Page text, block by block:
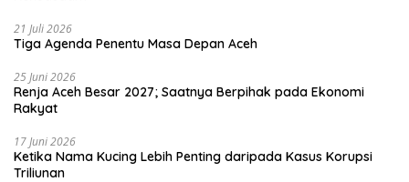
21 Juli 2026
Tiga Agenda Penentu Masa Depan Aceh
25 Juni 2026
Renja Aceh Besar 2027; Saatnya Berpihak pada Ekonomi
Rakyat
17 Juni 2026
Ketika Nama Kucing Lebih Penting daripada Kasus Korupsi
Triliunan